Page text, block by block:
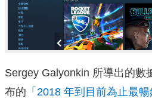
Sergey Galyonkin 所導出的數
布的 「2018 年到目前為止最暢